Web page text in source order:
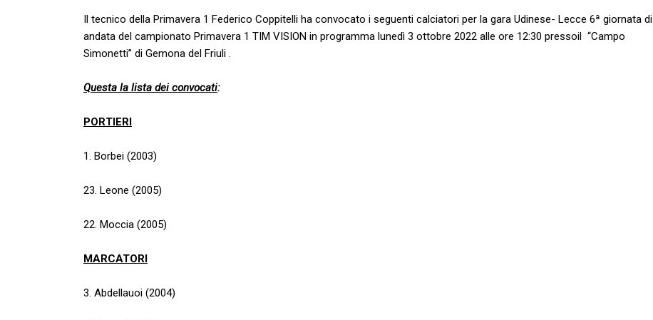
Il tecnico della Primavera 1 Federico Coppitelli ha convocato i seguenti calciatori per la gara Udinese- Lecce 6ª giornata di
andata del campionato Primavera 1 TIM VISION in programma lunedì 3 ottobre 2022 alle ore 12:30 pressoil “Campo
Simonetti” di Gemona del Friuli .
Questa la lista dei convocati:
PORTIERI
1. Borbei (2003)
23. Leone (2005)
22. Moccia (2005)
MARCATORI
3. Abdellauoi (2004)